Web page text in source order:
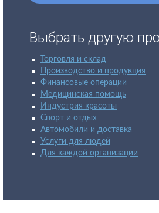
Выбрать другую
Торговля и склад
Производство и продукция
Финансовые операции
Медицинская помощь
Индустрия красоты
Спорт и отдых
Автомобили и доставка
Услуги для людей
Для каждой организации